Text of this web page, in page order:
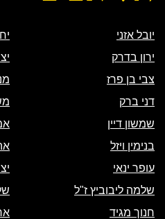
יובל אזני
ירון בדרק
צבי בן פרז
דני ברק
שמשון דיין
בנימין ויזל
עופר ינאי
שלמה ליבוביץ ז"ל
חנוך מגיד